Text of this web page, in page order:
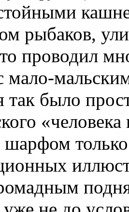
рыбаков,
проводил
мало-
так было
шарфом